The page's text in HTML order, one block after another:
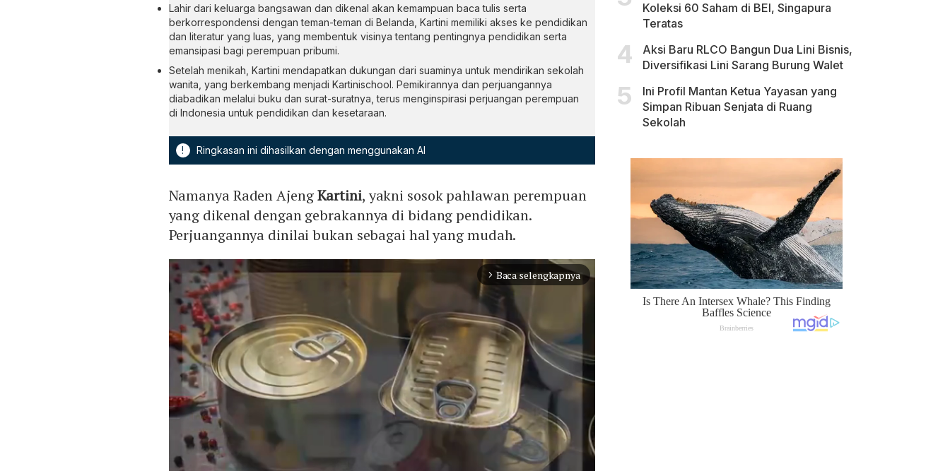
Lahir dari keluarga bangsawan dan dikenal akan kemampuan baca tulis serta
berkorrespondensi dengan teman-teman di Belanda, Kartini memiliki akses ke pendidikan
dan literatur yang luas, yang membentuk visinya tentang pentingnya pendidikan serta
emansipasi bagi perempuan pribumi.
Setelah menikah, Kartini mendapatkan dukungan dari suaminya untuk mendirikan sekolah
wanita, yang berkembang menjadi Kartinischool. Pemikirannya dan perjuangannya
diabadikan melalui buku dan surat-suratnya, terus menginspirasi perjuangan perempuan
di Indonesia untuk pendidikan dan kesetaraan.
! Ringkasan ini dihasilkan dengan menggunakan AI
Namanya Raden AjengKartini, yakni sosok pahlawan perempuan
yang dikenal dengan gebrakannya di bidang pendidikan.
Perjuangannya dinilai bukan sebagai hal yang mudah.
arrow_forward_ios Baca selengkapnya
Koleksi 60 Saham di BEI, Singapura
Teratas
Aksi Baru RLCO Bangun Dua Lini Bisnis,
Diversifikasi Lini Sarang Burung Walet
Ini Profil Mantan Ketua Yayasan yang
Simpan Ribuan Senjata di Ruang
Sekolah